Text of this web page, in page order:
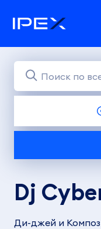
Dj
Ди-джей и